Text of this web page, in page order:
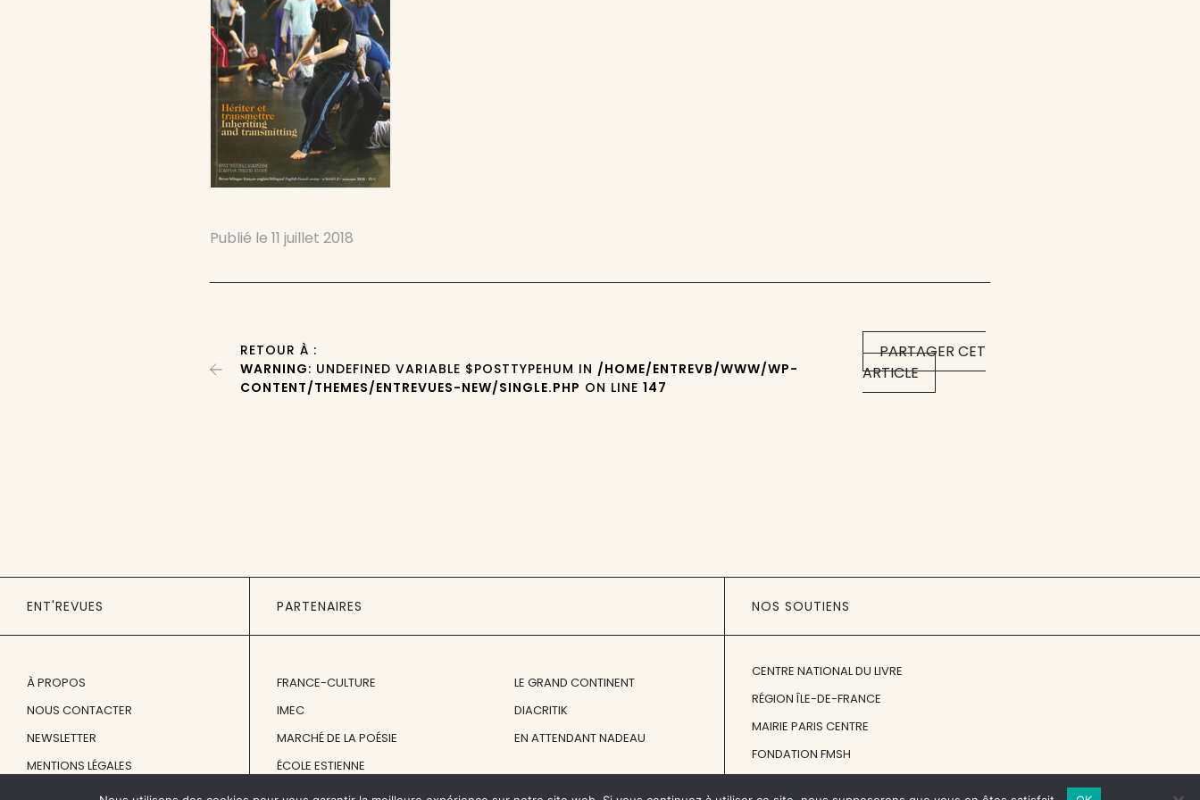
Publié le11 juillet 2018
PARTAGER CET
ARTICLE
RETOUR À :
WARNING: UNDEFINED VARIABLE $POSTTYPEHUM IN /HOME/ENTREVB/WWW/WP-
CONTENT/THEMES/ENTREVUES-NEW/SINGLE.PHP ON LINE147
ENT'REVUES
À PROPOS
NOUS CONTACTER
NEWSLETTER
MENTIONS LÉGALES
PARTENAIRES
FRANCE-CULTURE
IMEC
MARCHÉ DE LA POÉSIE
ÉCOLE ESTIENNE
LE GRAND CONTINENT
DIACRITIK
EN ATTENDANT NADEAU
NOS SOUTIENS
CENTRE NATIONAL DU LIVRE
RÉGION ÎLE-DE-FRANCE
MAIRIE PARIS CENTRE
FONDATION FMSH